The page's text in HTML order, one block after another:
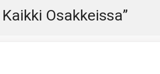
Osakkeissa”